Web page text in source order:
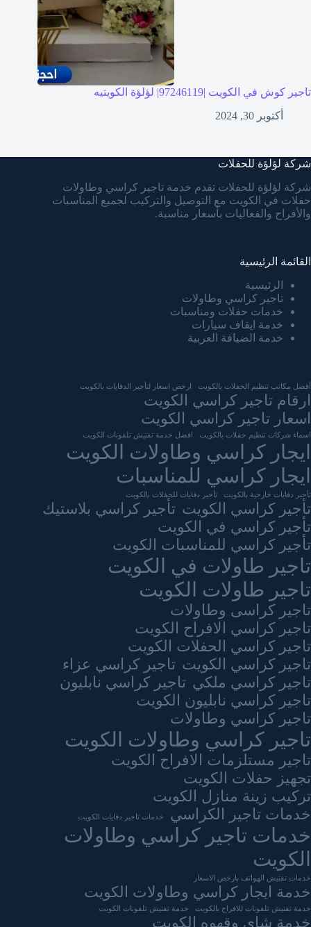
تاجير كوش في الكويت |97246119| لؤلؤة الكويتيه
أكتوبر 30, 2024
شركة لؤلؤة للحفلات
شركة لؤلؤة للحفلات تقدم خدمة تاجير كراسي وطاولات
حفلات في الكويت مع التوصيل والتركيب لجميع المناسبات
والأفراح والفعاليات بأسعار مناسبة.
القائمة الرئيسية
الرئيسية
تاجير كراسي وطاولات
خدمات حفلات ومناسبات
خدمة ايقاف سيارات
خدمة الضيافة العربية
أفضل مكاتب تنظيم الحفلات بالكويت ارخص اسعار لتأجير الدفايات بالكويت
ارقام تاجير كراسي الكويت
اسعار تاجير كراسي الكويت
اسماء شركات تنظيم حفلات بالكويت افضل خدمة تفتيش تلفونات الكويت
ايجار كراسي وطاولات الكويت
ايجار كراسي للمناسبات
تأجير دفايات خارجية بالكويت تأجير دفايات للحفلات بالكويت
تأجير كراسي الكويت تأجير كراسي بلاستيك
تأجير كراسي في الكويت
تأجير كراسي للمناسبات الكويت
تاجير طاولات في الكويت
تاجير طاولات الكويت
تاجير كراسى وطاولات
تاجير كراسي الافراح الكويت
تاجير كراسي الحفلات الكويت
تاجير كراسي الكويت تاجير كراسي عزاء
تاجير كراسي ملكي تاجير كراسي نابليون
تاجير كراسي نابليون الكويت
تاجير كراسي وطاولات
تاجير كراسي وطاولات الكويت
تاجير مستلزمات الافراح الكويت
تجهيز حفلات الكويت
تركيب زينة منازل الكويت
خدمات تاجير الكراسي
خدمات تاجير دفايات الكويت
خدمات تاجير كراسي وطاولات
الكويت
خدمات تفتيش الهواتف بارخص الاسعار
خدمة ايجار كراسي وطاولات الكويت
خدمة تفتيش تلفونات للافراح بالكويت خدمة تفتيش تلفونات الكويت
خدمة شاي وقهوه الكويت